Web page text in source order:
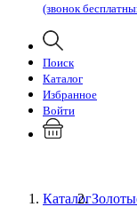
(звонок
Поиск
Каталог
Избранное
Войти
Каталог